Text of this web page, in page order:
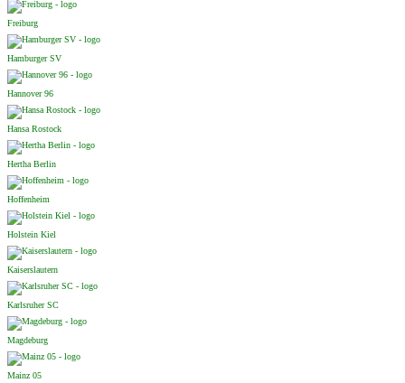
Freiburg
Hamburger SV
Hannover 96
Hansa Rostock
Hertha Berlin
Hoffenheim
Holstein Kiel
Kaiserslautern
Karlsruher SC
Magdeburg
Mainz 05